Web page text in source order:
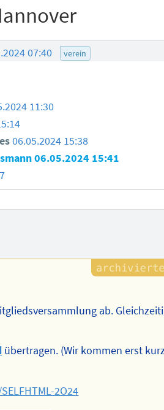
07:40 verein
11:30
06.05.2024 15:38
06.05.2024 15:41
ab.
übertragen. (Wir kommen erst
2O24